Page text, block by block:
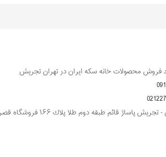
فروش محصولات خانه سکه ایران در تهران تجریش
پاساژ قائم طبقه دوم طلا پلاك ۱۶۶ فروشگاه قصر طلايي